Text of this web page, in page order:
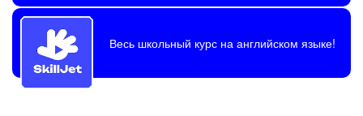
Весь школьный курс на английском языке!